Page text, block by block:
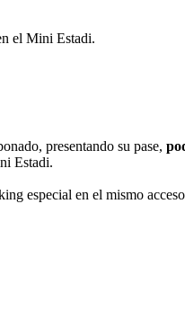
el Mini Estadi.
presentando su pase,
Estadi.
especial en el mismo